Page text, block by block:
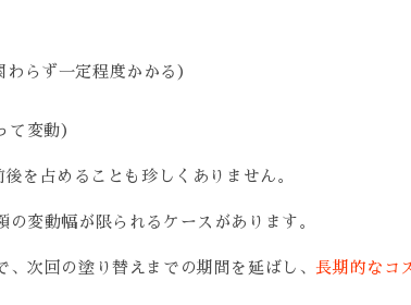
らず一定程度かかる）
変動）
を占めることも珍しくありません。
変動幅が限られるケースがあります。
、次回の塗り替えまでの期間を延ばし、長期的なコ